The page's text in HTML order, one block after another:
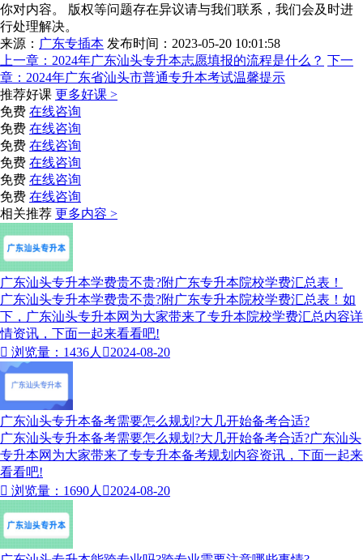
你对内容。 版权等问题存在异议请与我们联系，我们会及时进
行处理解决。
来源： 广东专插本 发布时间：2023-05-20 10:01:58
上一章： 2024年广东汕头专升本志愿填报的流程是什么？ 下一
章： 2024年广东省汕头市普通专升本考试温馨提示
推荐好课 更多好课 >
免费 在线咨询
免费 在线咨询
免费 在线咨询
免费 在线咨询
免费 在线咨询
免费 在线咨询
相关推荐 更多内容 >
广东汕头专升本学费贵不贵?附广东专升本院校学费汇总表！
广东汕头专升本学费贵不贵?附广东专升本院校学费汇总表！如
下，广东汕头专升本网为大家带来了专升本院校学费汇总内容详
情资讯，下面一起来看看吧!
 浏览量：1436人 2024-08-20
广东汕头专升本备考需要怎么规划?大几开始备考合适?
广东汕头专升本备考需要怎么规划?大几开始备考合适?广东汕头
专升本网为大家带来了专专升本备考规划内容资讯，下面一起来
看看吧!
 浏览量：1690人 2024-08-20